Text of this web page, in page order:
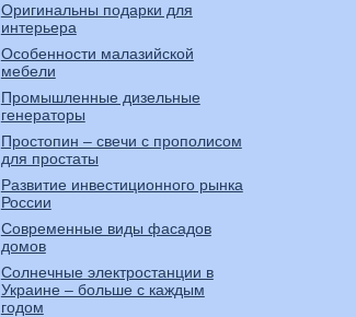
Оригинальны подарки для
интерьера
Особенности малазийской
мебели
Промышленные дизельные
генераторы
Простопин – свечи с прополисом
для простаты
Развитие инвестиционного рынка
России
Современные виды фасадов
домов
Солнечные электростанции в
Украине – больше с каждым
годом